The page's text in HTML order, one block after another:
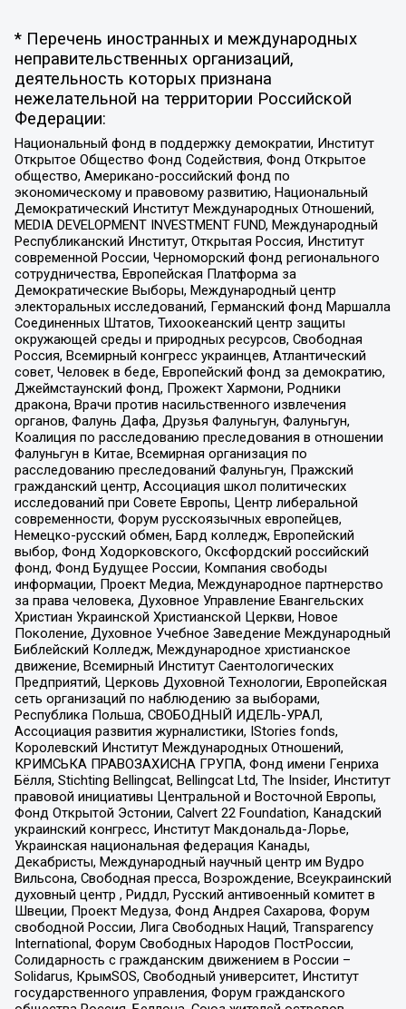
* Перечень иностранных и международных
неправительственных организаций,
деятельность которых признана
нежелательной на территории Российской
Федерации:
Национальный фонд в поддержку демократии, Институт
Открытое Общество Фонд Содействия, Фонд Открытое
общество, Американо-российский фонд по
экономическому и правовому развитию, Национальный
Демократический Институт Международных Отношений,
MEDIA DEVELOPMENT INVESTMENT FUND, Международный
Республиканский Институт, Открытая Россия, Институт
современной России, Черноморский фонд регионального
сотрудничества, Европейская Платформа за
Демократические Выборы, Международный центр
электоральных исследований, Германский фонд Маршалла
Соединенных Штатов, Тихоокеанский центр защиты
окружающей среды и природных ресурсов, Свободная
Россия, Всемирный конгресс украинцев, Атлантический
совет, Человек в беде, Европейский фонд за демократию,
Джеймстаунский фонд, Прожект Хармони, Родники
дракона, Врачи против насильственного извлечения
органов, Фалунь Дафа, Друзья Фалуньгун, Фалуньгун,
Коалиция по расследованию преследования в отношении
Фалуньгун в Китае, Всемирная организация по
расследованию преследований Фалуньгун, Пражский
гражданский центр, Ассоциация школ политических
исследований при Совете Европы, Центр либеральной
современности, Форум русскоязычных европейцев,
Немецко-русский обмен, Бард колледж, Европейский
выбор, Фонд Ходорковского, Оксфордский российский
фонд, Фонд Будущее России, Компания свободы
информации, Проект Медиа, Международное партнерство
за права человека, Духовное Управление Евангельских
Христиан Украинской Христианской Церкви, Новое
Поколение, Духовное Учебное Заведение Международный
Библейский Колледж, Международное христианское
движение, Всемирный Институт Саентологических
Предприятий, Церковь Духовной Технологии, Европейская
сеть организаций по наблюдению за выборами,
Республика Польша, СВОБОДНЫЙ ИДЕЛЬ-УРАЛ,
Ассоциация развития журналистики, IStories fonds,
Королевский Институт Международных Отношений,
КРИМСЬКА ПРАВОЗАХИСНА ГРУПА, Фонд имени Генриха
Бёлля, Stichting Bellingcat, Bellingcat Ltd, The Insider, Институт
правовой инициативы Центральной и Восточной Европы,
Фонд Открытой Эстонии, Calvert 22 Foundation, Канадский
украинский конгресс, Институт Макдональда-Лорье,
Украинская национальная федерация Канады,
Декабристы, Международный научный центр им Вудро
Вильсона, Свободная пресса, Возрождение, Всеукраинский
духовный центр , Риддл, Русский антивоенный комитет в
Швеции, Проект Медуза, Фонд Андрея Сахарова, Форум
свободной России, Лига Свободных Наций, Transparеncy
International, Форум Свободных Народов ПостРоссии,
Солидарность с гражданским движением в России –
Solidarus, КрымSOS, Свободный университет, Институт
государственного управления, Форум гражданского